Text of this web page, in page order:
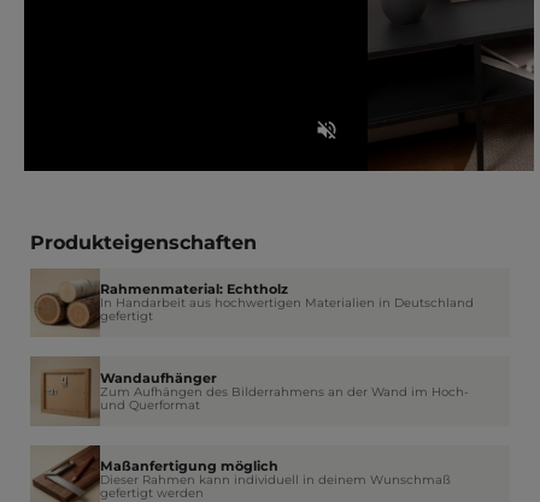
Produkteigenschaften
Rahmenmaterial: Echtholz
In Handarbeit aus hochwertigen Materialien in Deutschland
gefertigt
Wandaufhänger
Zum Aufhängen des Bilderrahmens an der Wand im Hoch-
und Querformat
Maßanfertigung möglich
Dieser Rahmen kann individuell in deinem Wunschmaß
gefertigt werden